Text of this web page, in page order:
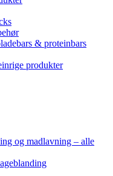
& proteinbars
produkter
og madlavning – alle